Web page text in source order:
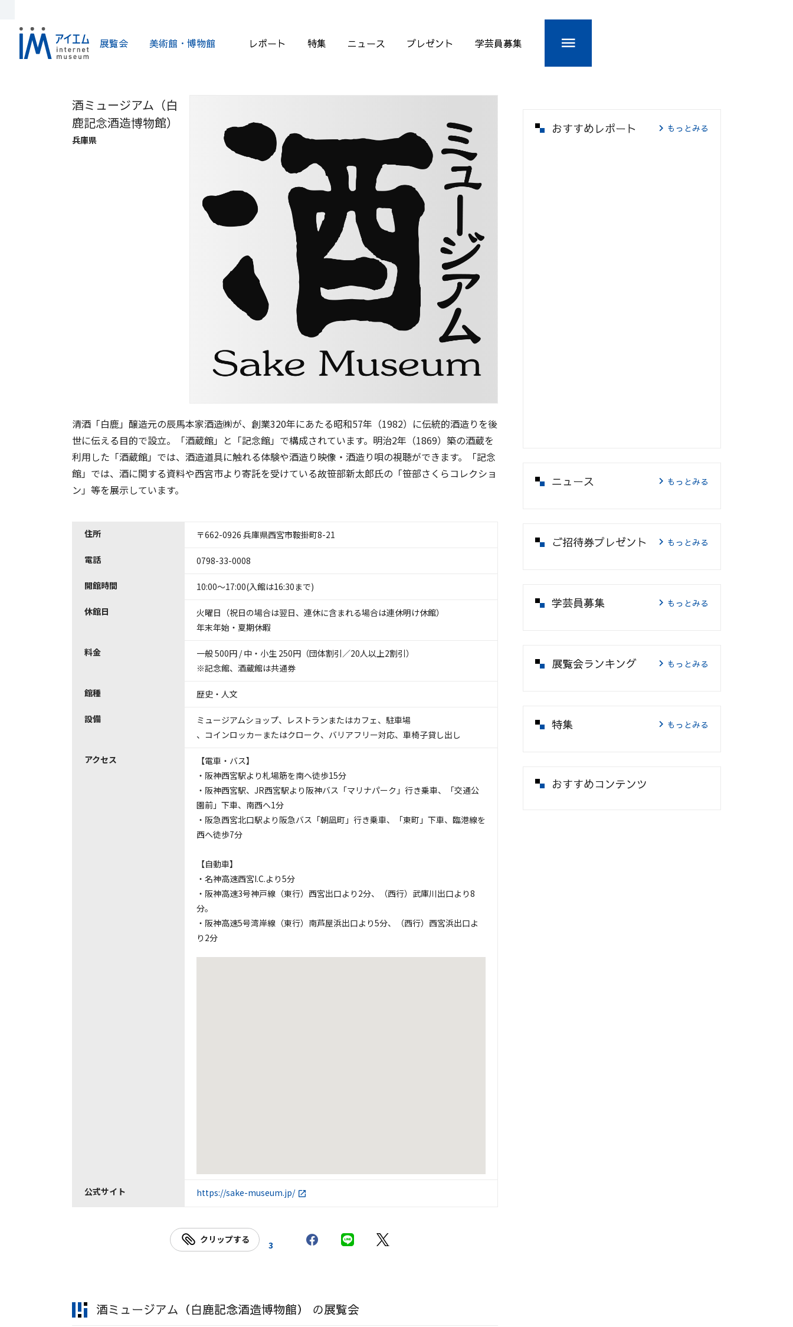
展覧会 美術館・博物館 レポート 特集 ニュース プレゼント 学芸員募集
酒ミュージアム（白
鹿記念酒造博物館）
兵庫県
清酒「白鹿」醸造元の辰馬本家酒造㈱が、創業320年にあたる昭和57年（1982）に伝統的酒造りを後
世に伝える目的で設立。「酒蔵館」と「記念館」で構成されています。明治2年（1869）築の酒蔵を
利用した「酒蔵館」では、酒造道具に触れる体験や酒造り映像・酒造り唄の視聴ができます。「記念
館」では、酒に関する資料や西宮市より寄託を受けている故笹部新太郎氏の「笹部さくらコレクショ
ン」等を展示しています。
住所 〒662-0926 兵庫県西宮市鞍掛町8-21
電話 0798-33-0008
開館時間 10:00～17:00(入館は16:30まで)
休館日
火曜日（祝日の場合は翌日、連休に含まれる場合は連休明け休館）
年末年始・夏期休暇
料金
一般 500円 / 中・小生 250円（団体割引／20人以上2割引）
※記念館、酒蔵館は共通券
館種 歴史・人文
設備 ミュージアムショップ、 レストランまたはカフェ 、 駐車場
、 コインロッカーまたはクローク、 バリアフリー対応、 車椅子貸し出し
アクセス
【電車・バス】
・阪神西宮駅より札場筋を南へ徒歩15分
・阪神西宮駅、JR西宮駅より阪神バス「マリナパーク」行き乗車、「交通公
園前」下車、南西へ1分
・阪急西宮北口駅より阪急バス「朝凪町」行き乗車、「東町」下車、臨港線を
西へ徒歩7分
【自動車】
・名神高速西宮I.C.より5分
・阪神高速3号神戸線（東行）西宮出口より2分、（西行）武庫川出口より8
分。
・阪神高速5号湾岸線（東行）南芦屋浜出口より5分、（西行）西宮浜出口よ
り2分
公式サイト https://sake-museum.jp/
クリップする 3
酒ミュージアム（白鹿記念酒造博物館） の展覧会
おすすめレポート もっとみる
ニュース もっとみる
ご招待券プレゼント もっとみる
学芸員募集 もっとみる
展覧会ランキング もっとみる
特集 もっとみる
おすすめコンテンツ